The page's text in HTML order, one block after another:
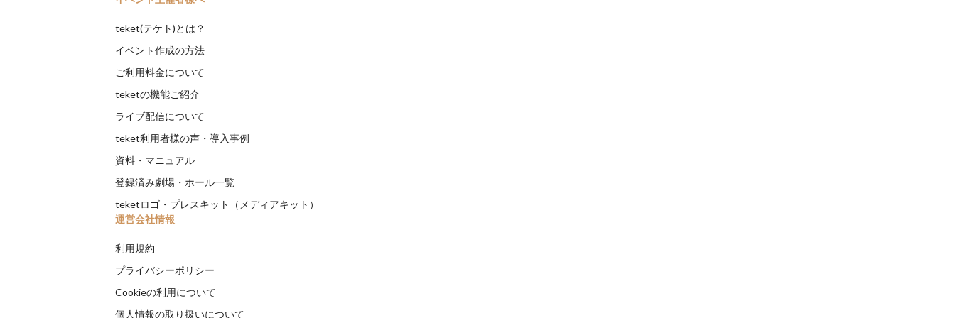
teket(テケト)とは？
イベント作成の方法
ご利用料金について
teketの機能ご紹介
ライブ配信について
teket利用者様の声・導入事例
資料・マニュアル
登録済み劇場・ホール一覧
teketロゴ・プレスキット（メディアキット）
運営会社情報
利用規約
プライバシーポリシー
Cookieの利用について
個人情報の取り扱いについて